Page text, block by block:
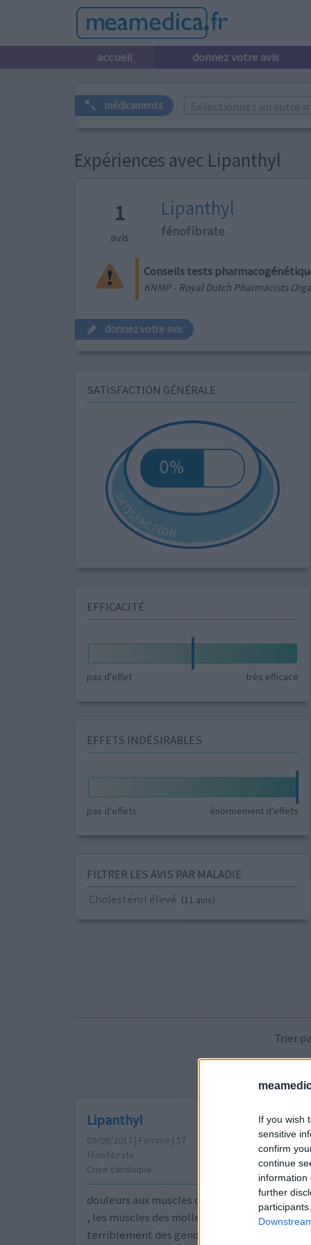
If you wish
sensitive
confirm
continue
information
further
accueil donnez votre avis
médicaments Sélectionnez un autre
Expériences avec Lipanthyl
1
avis
Lipanthyl
fénofibrate
Conseils tests
KNMP - Royal Dutch Pharmacists
donnez votre avis
SATISFACTION GÉNÉRALE
EFFICACITÉ
pas d'effet très efficace
EFFETS INDÉSIRABLES
pas d'effets énormement d'effets
FILTRER LES AVIS PAR MALADIE
Cholestérol élevé (11 avis)
Trier
Lipanthyl
09/09/2017 | Femme | 57
fénofibrate
Crise cardiaque
douleurs aux muscles des jambes, les cuisses
, les muscles des mollets sont tres durs, je
terriblement des genoux depuis un mois j'ai